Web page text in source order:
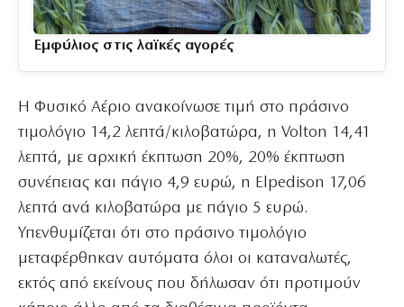
Εμφύλιος στις λαϊκές αγορές
Η Φυσικό Αέριο ανακοίνωσε τιμή στο πράσινο
τιμολόγιο 14,2 λεπτά/κιλοβατώρα, η Volton 14,41
λεπτά, με αρχική έκπτωση 20%, 20% έκπτωση
συνέπειας και πάγιο 4,9 ευρώ, η Elpedison 17,06
λεπτά ανά κιλοβατώρα με πάγιο 5 ευρώ.
Υπενθυμίζεται ότι στο πράσινο τιμολόγιο
μεταφέρθηκαν αυτόματα όλοι οι καταναλωτές,
εκτός από εκείνους που δήλωσαν ότι προτιμούν